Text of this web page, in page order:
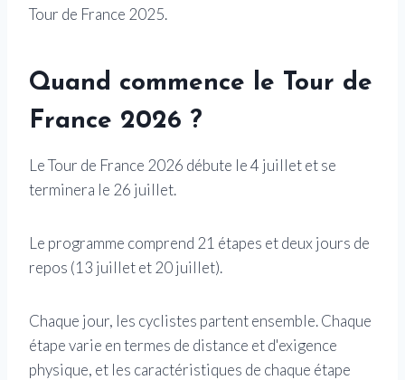
Tour de France 2025.
Quand commence le Tour de
France 2026 ?
Le Tour de France 2026 débute le 4 juillet et se
terminera le 26 juillet.
Le programme comprend 21 étapes et deux jours de
repos (13 juillet et 20 juillet).
Chaque jour, les cyclistes partent ensemble. Chaque
étape varie en termes de distance et d'exigence
physique, et les caractéristiques de chaque étape